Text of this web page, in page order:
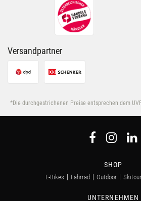
Versandpartner
*Die durchgestrichenen Preise entsprechen dem
SHOP
E-Bikes Fahrrad Outdoor
UNTERNEHMEN